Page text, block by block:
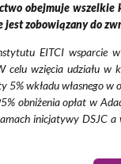
obejmuje
jest zobowiązany do
EITCI wsparcie
celu wzięcia udziału
5% wkładu własnego
obniżenia opłat w
inicjatywy DSJC